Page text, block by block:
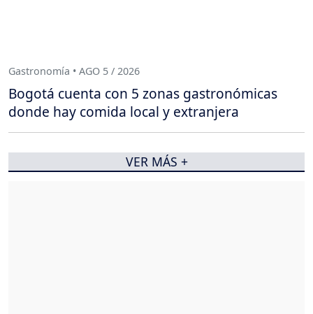
Gastronomía • AGO 5 / 2026
Bogotá cuenta con 5 zonas gastronómicas
donde hay comida local y extranjera
VER MÁS +